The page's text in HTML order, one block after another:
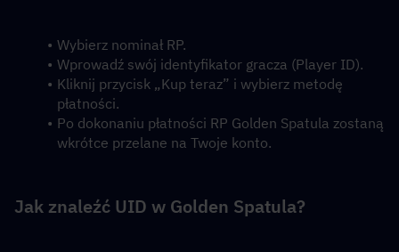
Wybierz nominał RP.
Wprowadź swój identyfikator gracza (Player ID).
Kliknij przycisk „Kup teraz” i wybierz metodę
płatności.
Po dokonaniu płatności RP Golden Spatula zostaną
wkrótce przelane na Twoje konto.
Jak znaleźć UID w Golden Spatula?